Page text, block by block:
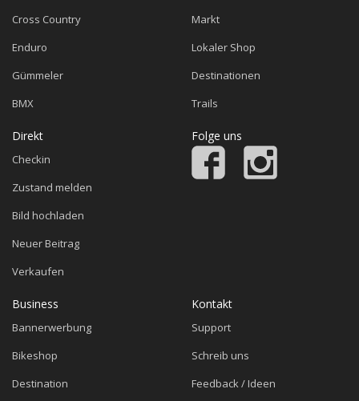
Cross Country
Enduro
Gümmeler
BMX
Markt
Lokaler Shop
Destinationen
Trails
Direkt
Checkin
Zustand melden
Bild hochladen
Neuer Beitrag
Verkaufen
Folge uns
Business
Bannerwerbung
Bikeshop
Destination
Kontakt
Support
Schreib uns
Feedback / Ideen